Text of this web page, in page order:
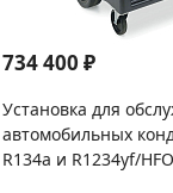
734 400 ₽
Установка для
автомобильных
R134a и R1234yf/HFO